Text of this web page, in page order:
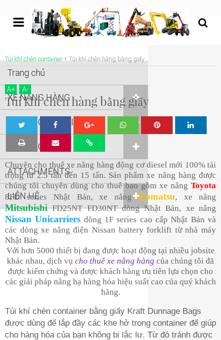
Túi khí chèn container Túi khí chèn hàng bằng giấy
A+ A-
Túi khí chèn hàng bằng giấy
eet
Sha
re
Sha
re
re
re
Chuyên cho thuê xe nâng hàng động cơ diesel mới 100% tải
trọng từ 2.5 tấn đến 15 tấn. Sản phẩm xe nâng hàng được
chúng tôi chuyên dùng cho thuê bao gồm xe nâng Toyota
8FD series Nhật Bản, xe nângKomatsu, xe nâng
Mitsubishi FD25NT FD30NT dòng Nhật Bản, xe nâng
Nissan Unicarriers dòng 1F series cao cấp Nhật Bản và
các dòng xe nâng điện Nissan battery forklift từ nhà máy
Nhật Bản.
Với hơn 5000 thiết bị đang được hoạt động tại nhiều jobsite
khác nhau, dịch vụ cho thuê xe nâng hàng của chúng tôi đã
được kiểm chứng và được khách hàng ưu tiên lựa chọn cho
các giải pháp nâng hạ hàng hóa hiệu suất cao của quý khách
hàng.
Túi khí chèn container bằng giấy Kraft Dunnage Bags
được dùng để lắp đầy các khe hở trong container để giúp
cho hàng hóa của bạn không bị lắc lư. Từ đó tránh được
undefined
Trang chủ
XE NÂNG HÀNG
XE NÂNG NGƯỜI
XE NÂNG KHÁC
ATTACHMENTS
LIÊN HỆ